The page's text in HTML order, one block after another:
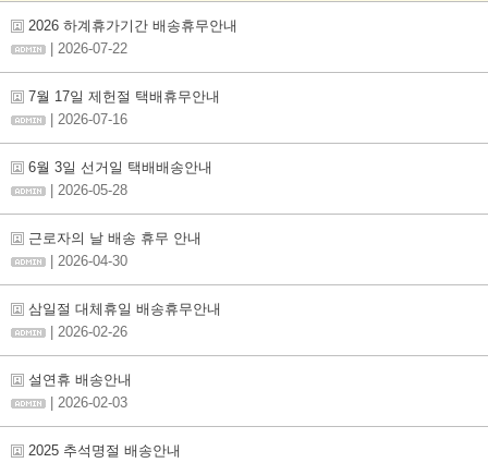
2026 하계휴가기간 배송휴무안내
| 2026-07-22
7월 17일 제헌절 택배휴무안내
| 2026-07-16
6월 3일 선거일 택배배송안내
| 2026-05-28
근로자의 날 배송 휴무 안내
| 2026-04-30
삼일절 대체휴일 배송휴무안내
| 2026-02-26
설연휴 배송안내
| 2026-02-03
2025 추석명절 배송안내